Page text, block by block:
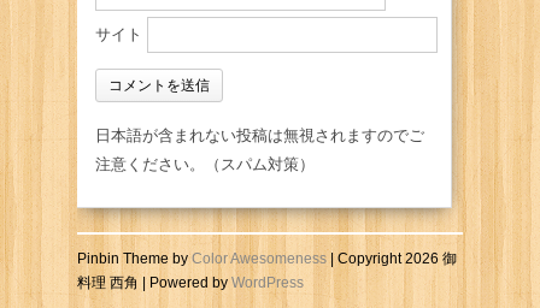
サイト
日本語が含まれない投稿は無視されますのでご
注意ください。（スパム対策）
Pinbin Theme byColor Awesomeness | Copyright 2026 御
料理 西角 | Powered by WordPress